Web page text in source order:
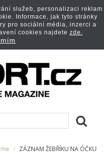
ZÁZNAM ŽEBŘÍKU NA ÓČKU
služeb, personalizaci reklam
Informace, jak tyto stránky
pro sociální média, inzerci a
cookies najdete zde.